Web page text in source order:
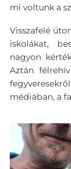
mi voltunk a
Visszafelé
iskolákat,
nagyon
Aztán
médiában, a